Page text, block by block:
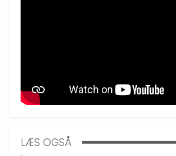
LÆS OGSÅ